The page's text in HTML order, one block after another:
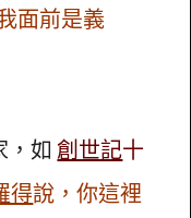
面前是義
，如 創世記十
得說，你這裡